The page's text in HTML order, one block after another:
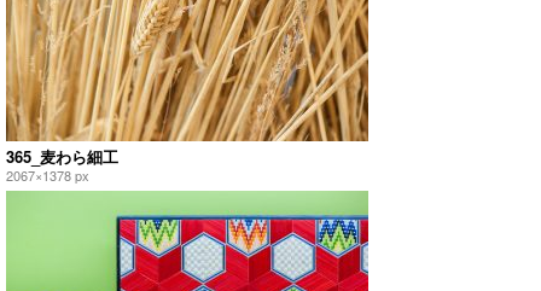
365_麦わら細工
2067×1378 px